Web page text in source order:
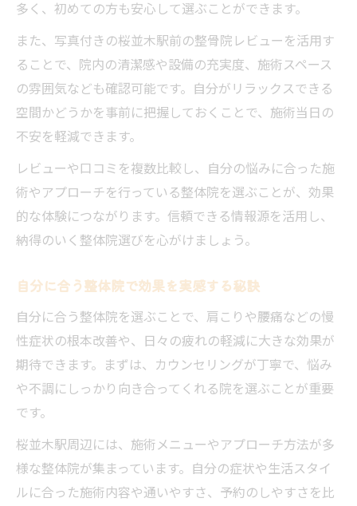
多く、初めての方も安心して選ぶことができます。
また、写真付きの桜並木駅前の整骨院レビューを活用す
ることで、院内の清潔感や設備の充実度、施術スペース
の雰囲気なども確認可能です。自分がリラックスできる
空間かどうかを事前に把握しておくことで、施術当日の
不安を軽減できます。
レビューや口コミを複数比較し、自分の悩みに合った施
術やアプローチを行っている整体院を選ぶことが、効果
的な体験につながります。信頼できる情報源を活用し、
納得のいく整体院選びを心がけましょう。
自分に合う整体院で効果を実感する秘訣
自分に合う整体院を選ぶことで、肩こりや腰痛などの慢
性症状の根本改善や、日々の疲れの軽減に大きな効果が
期待できます。まずは、カウンセリングが丁寧で、悩み
や不調にしっかり向き合ってくれる院を選ぶことが重要
です。
桜並木駅周辺には、施術メニューやアプローチ方法が多
様な整体院が集まっています。自分の症状や生活スタイ
ルに合った施術内容や通いやすさ、予約のしやすさを比